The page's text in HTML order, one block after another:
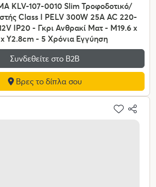
KLV-107-0010 Slim Τροφοδοτικό/
Class I PELV 300W 25A AC 220-
IP20 - Γκρι Ανθρακί Ματ - Μ19.6 x
Υ2.8cm - 5 Χρόνια Εγγύηση
Συνδεθείτε στο Β2Β
Βρες το δίπλα σου